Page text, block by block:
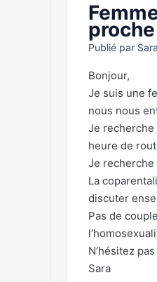
proche
Publié par
Bonjour,
Je suis une
nous nous
Je recherche
heure de
Je recherche
La
discuter
Pas de
N’hésitez
Sara